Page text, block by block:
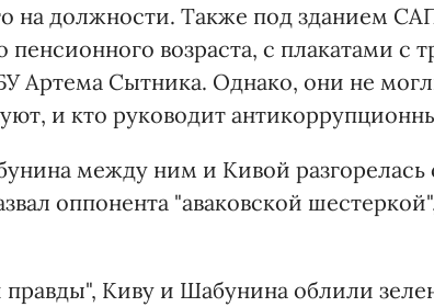
на должности. Также под зданием
возраста, с плакатами с
Артема Сытника. Однако, они не
и кто руководит
между ним и Кивой разгорелась
оппонента "аваковской
Киву и Шабунина облили